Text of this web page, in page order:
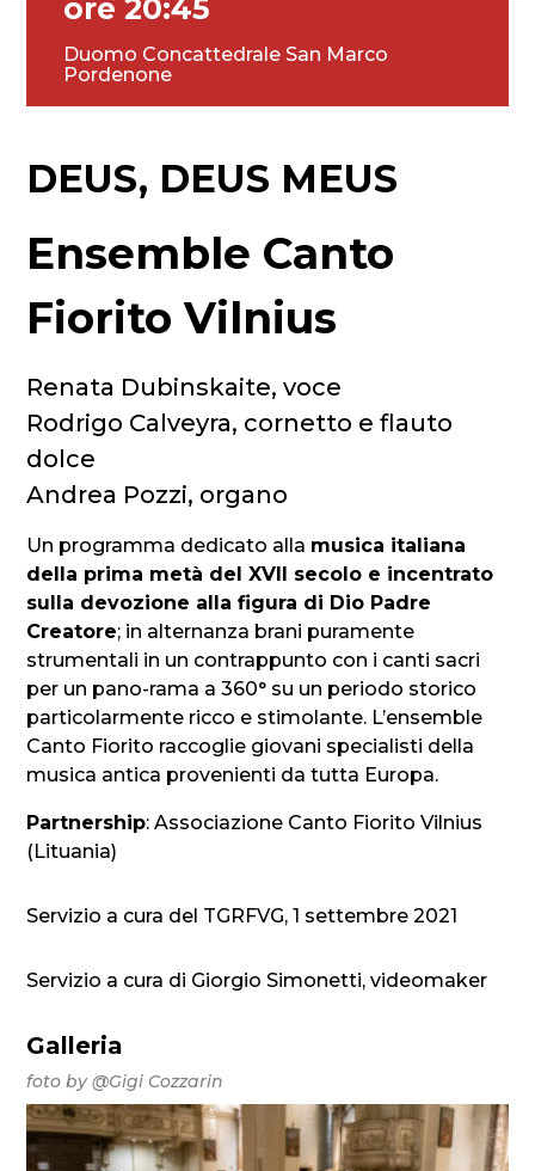
ore 20:45
Duomo Concattedrale San Marco
Pordenone
DEUS, DEUS MEUS
Ensemble Canto
Fiorito Vilnius
Renata Dubinskaite, voce
Rodrigo Calveyra, cornetto e flauto
dolce
Andrea Pozzi, organo
Un programma dedicato alla musica italiana
della prima metà del XVII secolo e incentrato
sulla devozione alla figura di Dio Padre
Creatore; in alternanza brani puramente
strumentali in un contrappunto con i canti sacri
per un pano-rama a 360° su un periodo storico
particolarmente ricco e stimolante. L’ensemble
Canto Fiorito raccoglie giovani specialisti della
musica antica provenienti da tutta Europa.
Partnership: Associazione Canto Fiorito Vilnius
(Lituania)
Servizio a cura del TGRFVG, 1 settembre 2021
Servizio a cura di Giorgio Simonetti, videomaker
Galleria
foto by @Gigi Cozzarin